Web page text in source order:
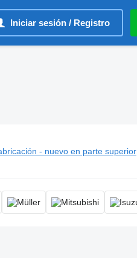
Iniciar sesión / Registro
- nuevo en parte superior